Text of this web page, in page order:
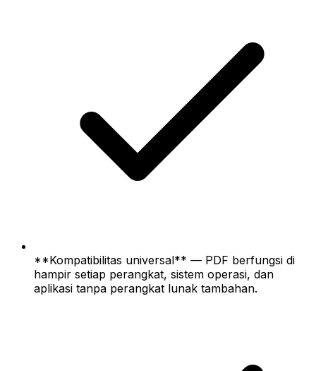
**Kompatibilitas universal** — PDF berfungsi di
hampir setiap perangkat, sistem operasi, dan
aplikasi tanpa perangkat lunak tambahan.